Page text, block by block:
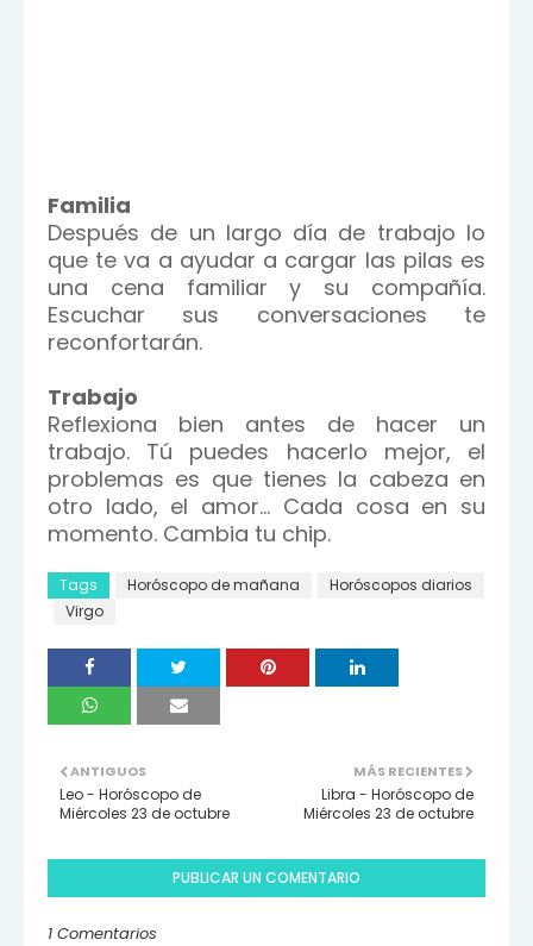
Familia
Después de un largo día de trabajo lo
que te va a ayudar a cargar las pilas es
una cena familiar y su compañía.
Escuchar sus conversaciones te
reconfortarán.
Trabajo
Reflexiona bien antes de hacer un
trabajo. Tú puedes hacerlo mejor, el
problemas es que tienes la cabeza en
otro lado, el amor... Cada cosa en su
momento. Cambia tu chip.
Tags Horóscopo de mañana
Horóscopos diarios
Virgo
MÁS RECIENTES
Libra - Horóscopo de
Miércoles 23 de octubre
ANTIGUOS
Leo - Horóscopo de
Miércoles 23 de octubre
PUBLICAR UN COMENTARIO
1 Comentarios